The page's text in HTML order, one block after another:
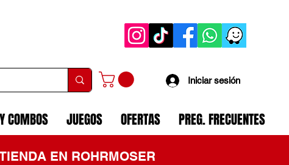
Iniciar sesión
COMBOS JUEGOS OFERTAS PREG. FRECUENTES
EN ROHRMOSER